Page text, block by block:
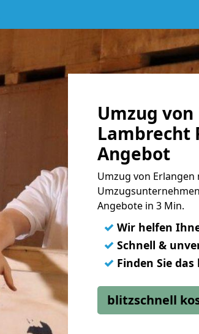
Umzug
Lambrecht
Angebot
Umzug von Erlangen
Angebote in 3 Min.
✓ Wir helfen
✓ Schnell &
✓ Finden Sie
blitzschnell